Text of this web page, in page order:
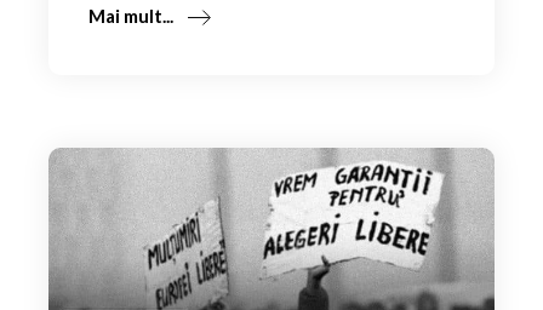
Mai mult...